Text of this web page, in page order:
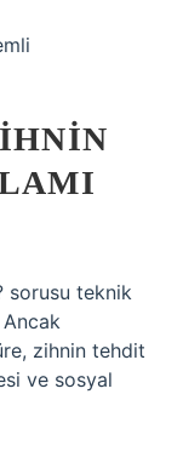
sorusu teknik
Ancak
zihnin tehdit
ve sosyal